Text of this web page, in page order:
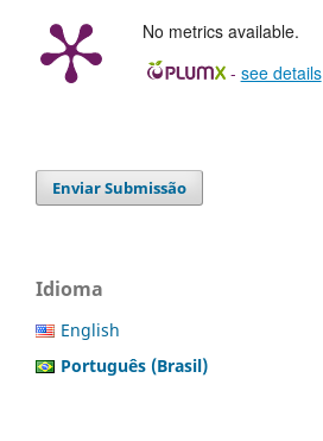
No metrics available.
- see details
Enviar Submissão
Idioma
English
Português (Brasil)